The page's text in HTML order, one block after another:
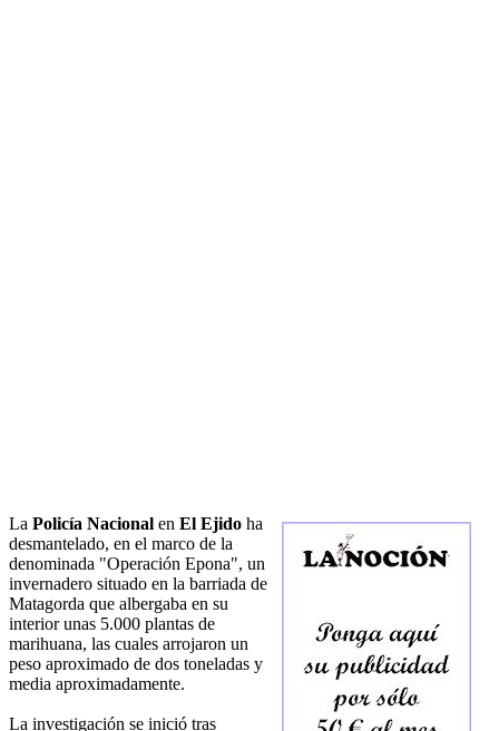
La Policía Nacional en El Ejido ha
desmantelado, en el marco de la
denominada "Operación Epona", un
invernadero situado en la barriada de
Matagorda que albergaba en su
interior unas 5.000 plantas de
marihuana, las cuales arrojaron un
peso aproximado de dos toneladas y
media aproximadamente.
La investigación se inició tras